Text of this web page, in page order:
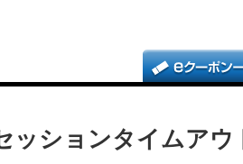
ションタイムアウ